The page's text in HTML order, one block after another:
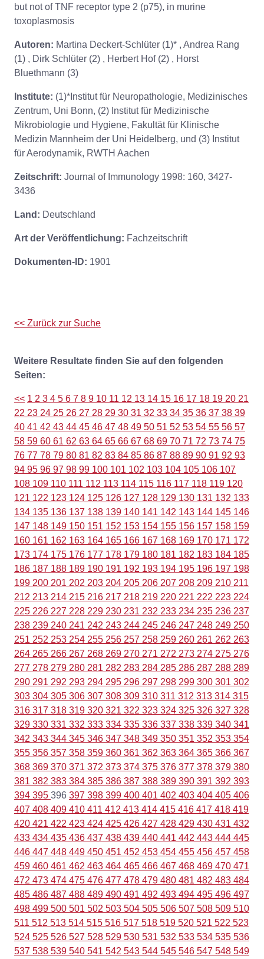
but not of TNF receptor type 2 (p75), in murine
toxoplasmosis
Autoren: Martina Deckert-Schlüter (1)* , Andrea Rang
(1) , Dirk Schlüter (2) , Herbert Hof (2) , Horst
Bluethmann (3)
Institute: (1)*Institut für Neuropathologie, Medizinisches
Zentrum, Uni Bonn, (2) Institut für Medizinische
Mikrobiologie und Hygiene, Fakultät für Klinische
Medizin Mannheim der Uni Heidelberg, und (3) Institut
für Aerodynamik, RWTH Aachen
Zeitschrift: Journal of Immunology 1998: 160, 3427-
3436
Land: Deutschland
Art der Veröffentlichung: Fachzeitschrift
Dokumenten-ID: 1901
<< Zurück zur Suche
Weitere Resultate finden Sie auf den folgenden
Seiten:
<< 1 2 3 4 5 6 7 8 9 10 11 12 13 14 15 16 17 18 19 20 21
22 23 24 25 26 27 28 29 30 31 32 33 34 35 36 37 38 39
40 41 42 43 44 45 46 47 48 49 50 51 52 53 54 55 56 57
58 59 60 61 62 63 64 65 66 67 68 69 70 71 72 73 74 75
76 77 78 79 80 81 82 83 84 85 86 87 88 89 90 91 92 93
94 95 96 97 98 99 100 101 102 103 104 105 106 107
108 109 110 111 112 113 114 115 116 117 118 119 120
121 122 123 124 125 126 127 128 129 130 131 132 133
134 135 136 137 138 139 140 141 142 143 144 145 146
147 148 149 150 151 152 153 154 155 156 157 158 159
160 161 162 163 164 165 166 167 168 169 170 171 172
173 174 175 176 177 178 179 180 181 182 183 184 185
186 187 188 189 190 191 192 193 194 195 196 197 198
199 200 201 202 203 204 205 206 207 208 209 210 211
212 213 214 215 216 217 218 219 220 221 222 223 224
225 226 227 228 229 230 231 232 233 234 235 236 237
238 239 240 241 242 243 244 245 246 247 248 249 250
251 252 253 254 255 256 257 258 259 260 261 262 263
264 265 266 267 268 269 270 271 272 273 274 275 276
277 278 279 280 281 282 283 284 285 286 287 288 289
290 291 292 293 294 295 296 297 298 299 300 301 302
303 304 305 306 307 308 309 310 311 312 313 314 315
316 317 318 319 320 321 322 323 324 325 326 327 328
329 330 331 332 333 334 335 336 337 338 339 340 341
342 343 344 345 346 347 348 349 350 351 352 353 354
355 356 357 358 359 360 361 362 363 364 365 366 367
368 369 370 371 372 373 374 375 376 377 378 379 380
381 382 383 384 385 386 387 388 389 390 391 392 393
394 395 396 397 398 399 400 401 402 403 404 405 406
407 408 409 410 411 412 413 414 415 416 417 418 419
420 421 422 423 424 425 426 427 428 429 430 431 432
433 434 435 436 437 438 439 440 441 442 443 444 445
446 447 448 449 450 451 452 453 454 455 456 457 458
459 460 461 462 463 464 465 466 467 468 469 470 471
472 473 474 475 476 477 478 479 480 481 482 483 484
485 486 487 488 489 490 491 492 493 494 495 496 497
498 499 500 501 502 503 504 505 506 507 508 509 510
511 512 513 514 515 516 517 518 519 520 521 522 523
524 525 526 527 528 529 530 531 532 533 534 535 536
537 538 539 540 541 542 543 544 545 546 547 548 549